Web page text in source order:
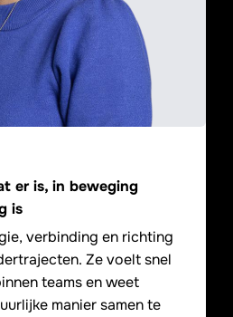
er is, in beweging
is
verbinding en richting
Ze voelt snel
teams en weet
manier samen te